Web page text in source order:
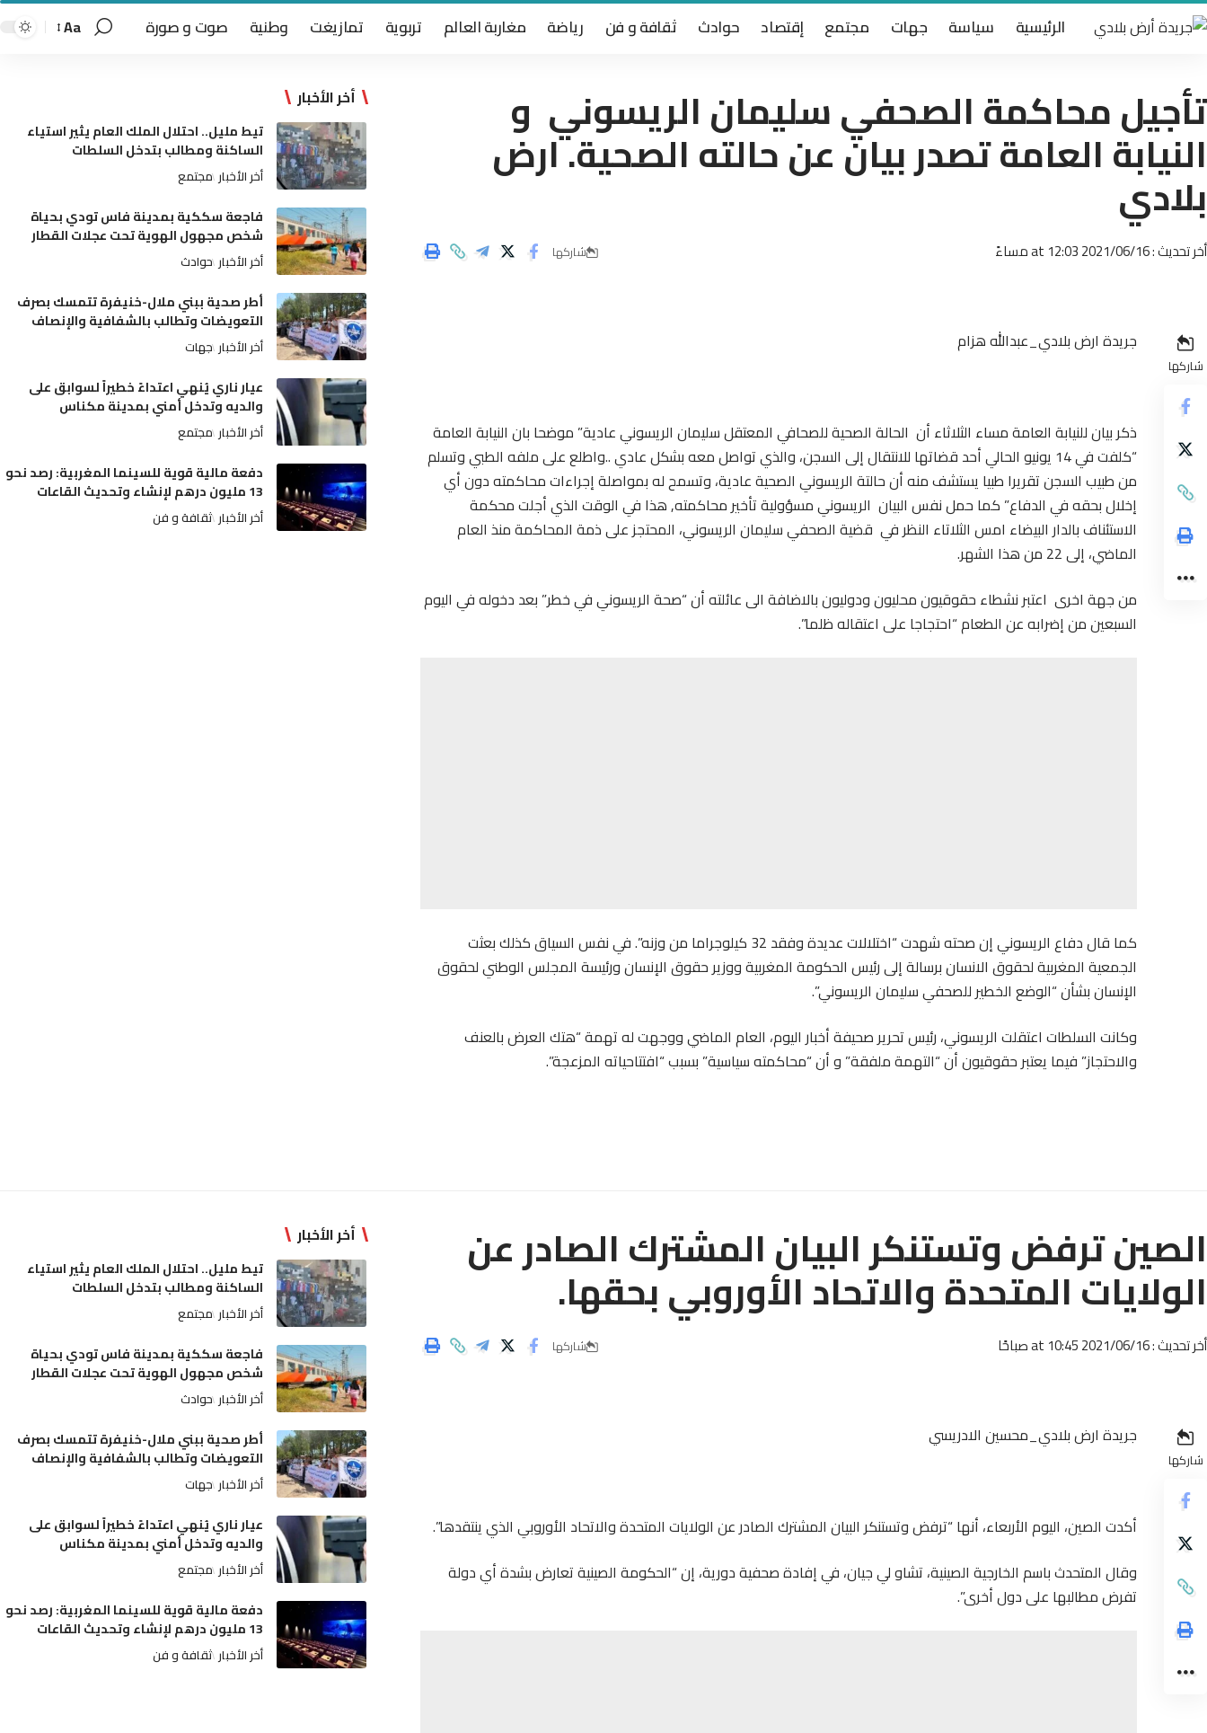
الرئيسية سياسة جهات مجتمع إقتصاد حوادث ثقافة و فن رياضة مغاربة العالم تربوية تمازيغت وطنية صوت و صورة Aa
تأجيل محاكمة الصحفي سليمان الريسوني و
النيابة العامة تصدر بيان عن حالته الصحية. ارض
بلادي
أخر تحديث : 2021/06/16 at 12:03 مساءً شاركها
شاركها
جريدة ارض بلادي_عبدالله هزام
ذكر بيان للنيابة العامة مساء الثلاثاء أن الحالة الصحية للصحافي المعتقل سليمان الريسوني عادية” موضحا بان النيابة العامة
“كلفت في 14 يونيو الحالي أحد قضاتها للانتقال إلى السجن، والذي تواصل معه بشكل عادي ..واطلع على ملفه الطبي وتسلم
من طبيب السجن تقريرا طبيا يستشف منه أن حالتة الريسوني الصحية عادية، وتسمح له بمواصلة إجراءات محاكمته دون أي
إخلال بحقه في الدفاع” كما حمل نفس البيان الريسوني مسؤولية تأخير محاكمته, هذا في الوقت الذي أجلت محكمة
الاستئناف بالدار البيضاء امس الثلاتاء النظر في قضية الصحفي سليمان الريسوني، المحتجز على ذمة المحاكمة منذ العام
الماضي، إلى 22 من هذا الشهر.
من جهة اخرى اعتبر نشطاء حقوقيون محليون ودوليون بالاضافة الى عائلته أن “صحة الريسوني في خطر” بعد دخوله في اليوم
السبعين من إضرابه عن الطعام “احتجاجا على اعتقاله ظلما”.
كما قال دفاع الريسوني إن صحته شهدت “اختلالات عديدة وفقد 32 كيلوجراما من وزنه”. في نفس السياق كذلك بعثت
الجمعية المغربية لحقوق الانسان برسالة إلى رئيس الحكومة المغربية ووزير حقوق الإنسان ورئيسة المجلس الوطني لحقوق
الإنسان بشأن “الوضع الخطير للصحفي سليمان الريسوني”.
وكانت السلطات اعتقلت الريسوني، رئيس تحرير صحيفة أخبار اليوم، العام الماضي ووجهت له تهمة “هتك العرض بالعنف
والاحتجاز” فيما يعتبر حقوقيون أن “التهمة ملفقة” و أن “محاكمته سياسية” بسبب “افتتاحياته المزعجة”.
أخر الأخبار
تيط مليل.. احتلال الملك العام يثير استياء
الساكنة ومطالب بتدخل السلطات
أخر الأخبار مجتمع
فاجعة سككية بمدينة فاس تودي بحياة
شخص مجهول الهوية تحت عجلات القطار
أخر الأخبار حوادث
أطر صحية ببني ملال-خنيفرة تتمسك بصرف
التعويضات وتطالب بالشفافية والإنصاف
أخر الأخبار جهات
عيار ناري يُنهي اعتداءً خطيراً لسوابق على
والديه وتدخل أمني بمدينة مكناس
أخر الأخبار مجتمع
دفعة مالية قوية للسينما المغربية: رصد نحو
13 مليون درهم لإنشاء وتحديث القاعات
أخر الأخبار ثقافة و فن
الصين ترفض وتستنكر البيان المشترك الصادر عن
الولايات المتحدة والاتحاد الأوروبي بحقها.
أخر تحديث : 2021/06/16 at 10:45 صباحًا شاركها
شاركها
جريدة ارض بلادي_محسين الادريسي
أكدت الصين، اليوم الأربعاء، أنها “ترفض وتستنكر البيان المشترك الصادر عن الولايات المتحدة والاتحاد الأوروبي الذي ينتقدها”.
وقال المتحدث باسم الخارجية الصينية، تشاو لي جيان، في إفادة صحفية دورية، إن “الحكومة الصينية تعارض بشدة أي دولة
تفرض مطالبها على دول أخرى”.
أخر الأخبار
تيط مليل.. احتلال الملك العام يثير استياء
الساكنة ومطالب بتدخل السلطات
أخر الأخبار مجتمع
فاجعة سككية بمدينة فاس تودي بحياة
شخص مجهول الهوية تحت عجلات القطار
أخر الأخبار حوادث
أطر صحية ببني ملال-خنيفرة تتمسك بصرف
التعويضات وتطالب بالشفافية والإنصاف
أخر الأخبار جهات
عيار ناري يُنهي اعتداءً خطيراً لسوابق على
والديه وتدخل أمني بمدينة مكناس
أخر الأخبار مجتمع
دفعة مالية قوية للسينما المغربية: رصد نحو
13 مليون درهم لإنشاء وتحديث القاعات
أخر الأخبار ثقافة و فن